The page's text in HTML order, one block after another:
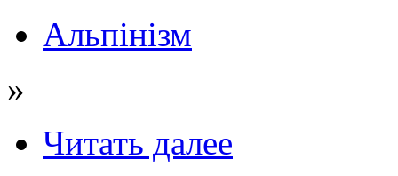
Альпінізм
»
Читать далее